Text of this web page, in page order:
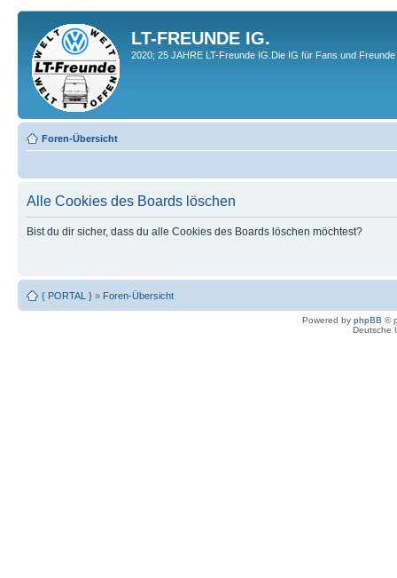
LT-FREUNDE IG.
2020; 25 JAHRE LT-Freunde IG.Die IG für Fans und
Foren-Übersicht
Alle Cookies des Boards löschen
Bist du dir sicher, dass du alle Cookies des Boards löschen möchtest?
{ PORTAL } » Foren-Übersicht
Powered by phpBB ©
Deutsche